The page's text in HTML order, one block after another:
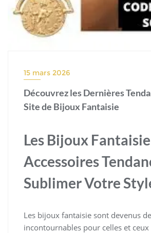
15 mars 2026
Découvrez les Dernières
Site de Bijoux Fantaisie
Les Bijoux
Accessoires
Sublimer Votre
Les bijoux fantaisie sont devenus
incontournables pour celles et